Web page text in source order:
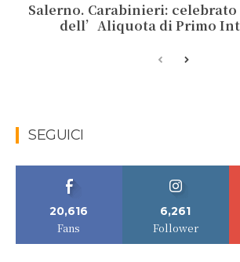
Salerno. Carabinieri:
dell’Aliquota di Primo
SEGUICI
20,616
Fans
6,261
Follower